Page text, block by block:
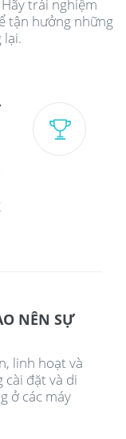
trải nghiệm
tận hưởng những
lại.
NÊN SỰ
linh hoạt và
cài đặt và di
ở các máy